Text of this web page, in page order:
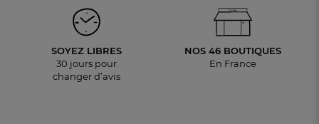
SOYEZ LIBRES
30 jours pour
changer d’avis
NOS 46 BOUTIQUES
En France